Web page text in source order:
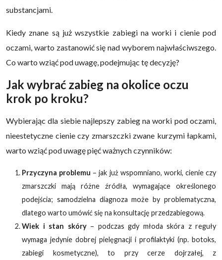
substancjami.
Kiedy znane są już wszystkie zabiegi na worki i cienie pod
oczami, warto zastanowić się nad wyborem najwłaściwszego.
Co warto wziąć pod uwagę, podejmując tę decyzję?
Jak wybrać zabieg na okolice oczu
krok po kroku?
Wybierając dla siebie najlepszy zabieg na worki pod oczami,
nieestetyczne cienie czy zmarszczki zwane kurzymi łapkami,
warto wziąć pod uwagę pięć ważnych czynników:
Przyczyna problemu – jak już wspomniano, worki, cienie czy
zmarszczki mają różne źródła, wymagające określonego
podejścia; samodzielna diagnoza może by problematyczna,
dlatego warto umówić się na konsultację przedzabiegową.
Wiek i stan skóry– podczas gdy młoda skóra z reguły
wymaga jedynie dobrej pielęgnacji i profilaktyki (np. botoks,
zabiegi kosmetyczne), to przy cerze dojrzałej, z